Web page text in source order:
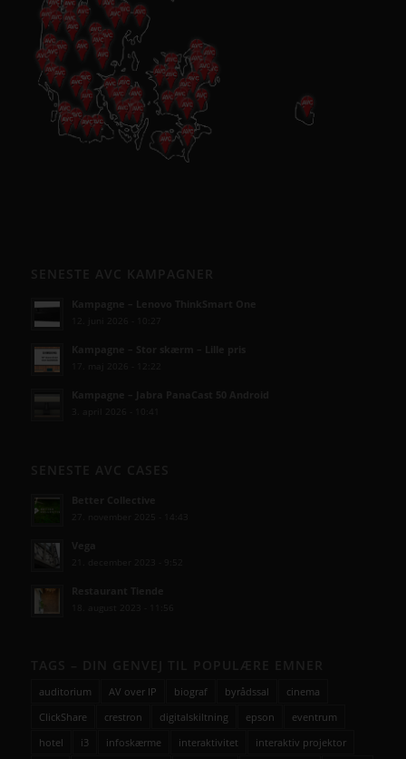
auditorium AV over IP biograf byrådssal
cinema
ClickShare
crestron digitalskiltning epson
eventrum
hotel
i3 infoskærme interaktivitet
interaktiv projektor